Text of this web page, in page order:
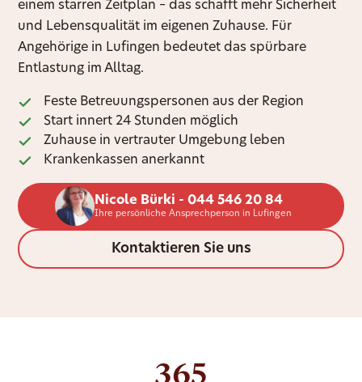
einem starren Zeitplan – das schafft mehr Sicherheit
und Lebensqualität im eigenen Zuhause. Für
Angehörige in Lufingen bedeutet das spürbare
Entlastung im Alltag.
Feste Betreuungspersonen aus der Region
Start innert 24 Stunden möglich
Zuhause in vertrauter Umgebung leben
Krankenkassen anerkannt
Nicole Bürki - 044 546 20 84
Ihre persönliche Ansprechperson in Lufingen
Kontaktieren Sie uns
365